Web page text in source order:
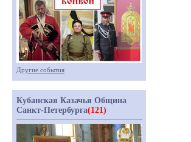
Другие события
Кубанская Казачья Община
Санкт-Петербурга(121)